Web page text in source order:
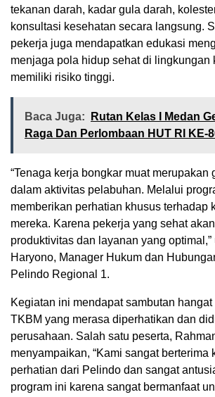
tekanan darah, kadar gula darah,
konsultasi kesehatan secara langsung.
pekerja juga mendapatkan edukasi
menjaga pola hidup sehat di lingkungan
memiliki risiko tinggi.
Baca Juga:
Rutan Kelas I Medan
Raga Dan Perlombaan HUT RI KE-
“Tenaga kerja bongkar muat merupakan
dalam aktivitas pelabuhan. Melalui
memberikan perhatian khusus terhadap
mereka. Karena pekerja yang sehat
produktivitas dan layanan yang
Haryono, Manager Hukum dan
Pelindo Regional 1.
Kegiatan ini mendapat sambutan
TKBM yang merasa diperhatikan dan
perusahaan. Salah satu peserta,
menyampaikan, “Kami sangat berterima
perhatian dari Pelindo dan sangat
program ini karena sangat bermanfaat